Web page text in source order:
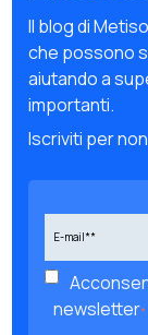
Il blog di
che possono
aiutando a
importanti.
Iscriviti per
newsletter*